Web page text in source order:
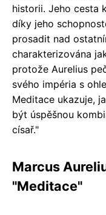
historii. Jeho cesta
díky jeho
prosadit nad
charakterizována
protože Aurelius
svého impéria s
Meditace ukazuje,
být úspěšnou
císař."
Marcus
"Meditace"